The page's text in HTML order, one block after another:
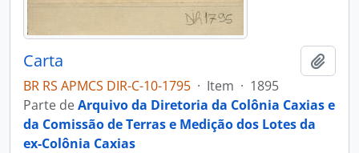
Carta
BR RS APMCS DIR-C-10-1795 · Item · 1895
Parte deArquivo da Diretoria da Colônia Caxias e
da Comissão de Terras e Medição dos Lotes da
ex-Colônia Caxias